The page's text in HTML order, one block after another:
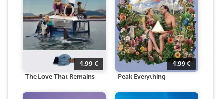
4.99 €
The Love That Remains
4.99€
Peak Everything